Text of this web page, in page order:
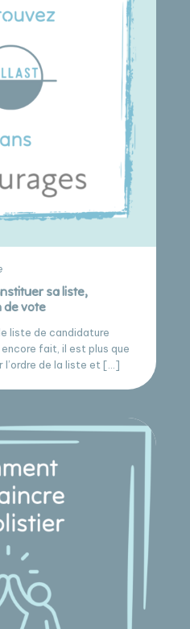
sa liste,
de vote
liste de candidature
encore fait, il est plus que
l’ordre de la liste et […]